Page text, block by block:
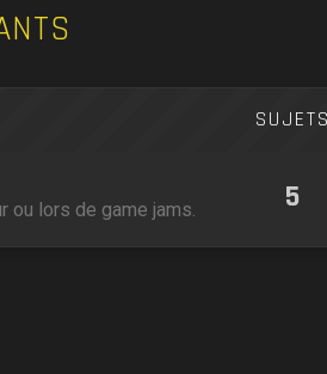
SUJETS
ou lors de game jams. 5